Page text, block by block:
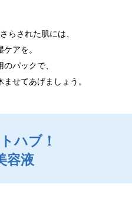
らされた肌には、
アを。
パックで、
せてあげましょう。
ハブ！
容液